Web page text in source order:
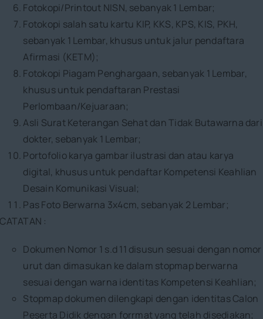
Fotokopi/Printout NISN, sebanyak 1 Lembar;
Fotokopi salah satu kartu KIP, KKS, KPS, KIS, PKH,
sebanyak 1 Lembar, khusus untuk jalur pendaftara
Afirmasi (KETM);
Fotokopi Piagam Penghargaan, sebanyak 1 Lembar,
khusus untuk pendaftaran Prestasi
Perlombaan/Kejuaraan;
Asli Surat Keterangan Sehat dan Tidak Butawarna dari
dokter, sebanyak 1 Lembar;
Portofolio karya gambar ilustrasi dan atau karya
digital, khusus untuk pendaftar Kompetensi Keahlian
Desain Komunikasi Visual;
Pas Foto Berwarna 3x4cm, sebanyak 2 Lembar;
CATATAN :
Dokumen Nomor 1 s.d 11 disusun sesuai dengan nomor
urut dan dimasukan ke dalam stopmap berwarna
sesuai dengan warna identitas Kompetensi Keahlian;
Stopmap dokumen dilengkapi dengan identitas Calon
Peserta Didik dengan forrmat yang telah disediakan;